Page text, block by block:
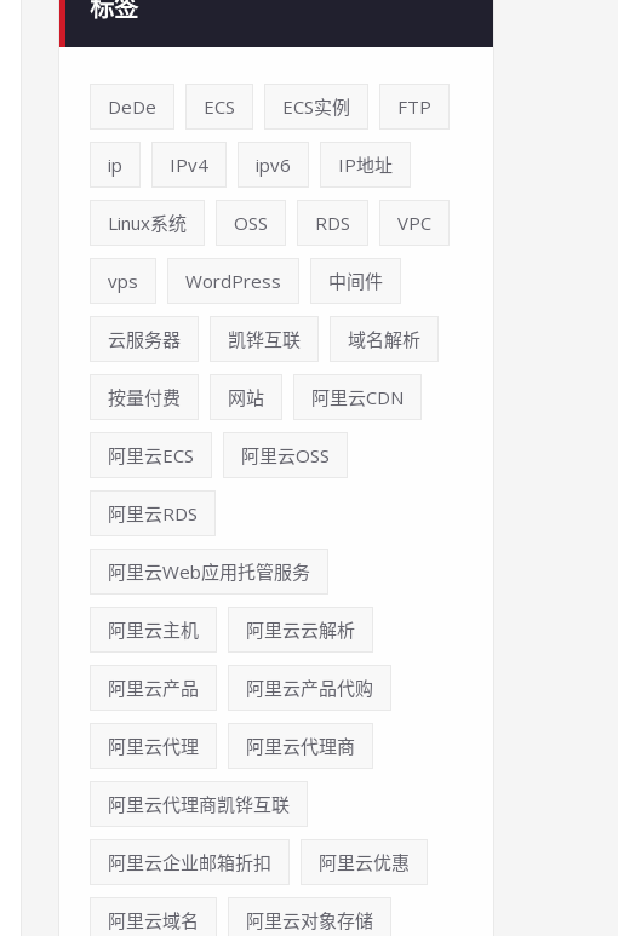
标签
DeDe ECS ECS实例 FTP
ip IPv4 ipv6 IP地址
Linux系统 OSS RDS VPC
vps WordPress 中间件
云服务器 凯铧互联 域名解析
按量付费 网站 阿里云CDN
阿里云ECS 阿里云OSS
阿里云RDS
阿里云Web应用托管服务
阿里云主机 阿里云云解析
阿里云产品 阿里云产品代购
阿里云代理 阿里云代理商
阿里云代理商凯铧互联
阿里云企业邮箱折扣 阿里云优惠
阿里云域名 阿里云对象存储